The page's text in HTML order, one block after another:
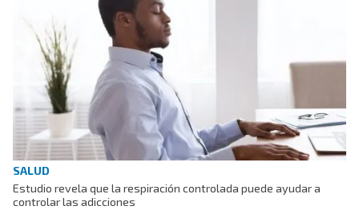
SALUD
Estudio revela que la respiración controlada puede ayudar a
controlar las adicciones